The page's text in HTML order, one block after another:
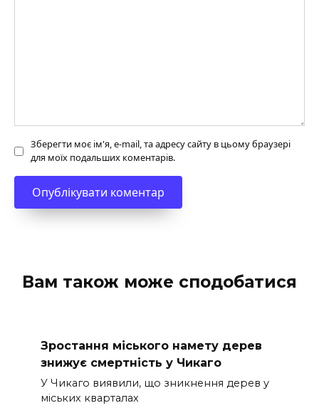
Зберегти моє ім'я, e-mail, та адресу сайту в цьому браузері
для моїх подальших коментарів.
Вам також може сподобатися
Зростання міського намету дерев
знижує смертність у Чикаго
У Чикаго виявили, що зникнення дерев у
міських кварталах